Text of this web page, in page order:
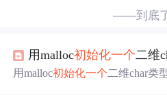
——到底
用malloc初始化一个二维
用malloc初始化一个二维char类